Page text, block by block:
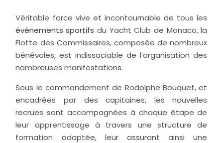
Véritable force vive et incontournable de tous les
évènements sportifs du Yacht Club de Monaco, la
Flotte des Commissaires, composée de nombreux
bénévoles, est indissociable de l’organisation des
nombreuses manifestations.
Sous le commandement de Rodolphe Bouquet, et
encadrées par des capitaines, les nouvelles
recrues sont accompagnées à chaque étape de
leur apprentissage à travers une structure de
formation adaptée, leur assurant ainsi une